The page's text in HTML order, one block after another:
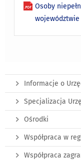
Osoby
województwie
Informacje o
Specjalizacja
Ośrodki
Współpraca w
Współpraca